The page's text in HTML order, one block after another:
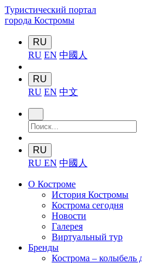
Туристический портал
города Костромы
RU
RU EN 中國人
RU
RU EN 中文
RU
RU EN 中國人
О Костроме
История Костромы
Кострома сегодня
Новости
Галерея
Виртуальный тур
Бренды
Кострома –